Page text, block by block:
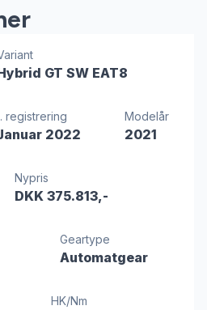
GT SW EAT8
registrering
2022
Modelår
2021
Nypris
DKK 375.813,-
Geartype
Automatgear
HK/Nm